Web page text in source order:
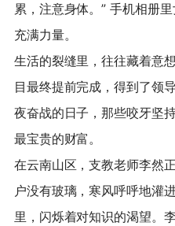
累，注意身体。” 手机相册
充满力量。
生活的裂缝里，往往藏着意
目最终提前完成，得到了领
夜奋战的日子，那些咬牙坚
最宝贵的财富。
在云南山区，支教老师李然
户没有玻璃，寒风呼呼地灌
里，闪烁着对知识的渴望。